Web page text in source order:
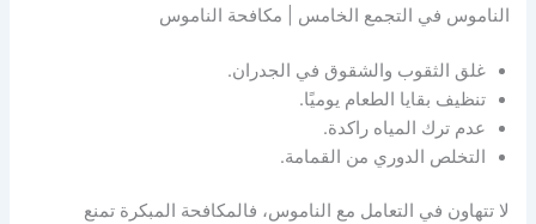
الناموس في التجمع الخامس | مكافحة الناموس
غلق الثقوب والشقوق في الجدران.
تنظيف بقايا الطعام يوميًا.
عدم ترك المياه راكدة.
التخلص الدوري من القمامة.
لا تتهاون في التعامل مع الناموس، فالمكافحة المبكرة تمنع